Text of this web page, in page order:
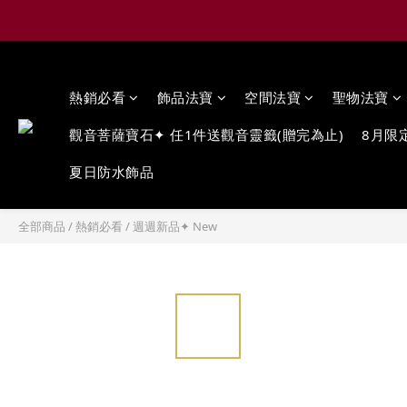
熱銷必看 飾品法寶 空間法寶 聖物法寶
觀音菩薩寶石✦ 任1件送觀音靈籤(贈完為止) 8月限
夏日防水飾品
全部商品 /熱銷必看/週週新品✦ New